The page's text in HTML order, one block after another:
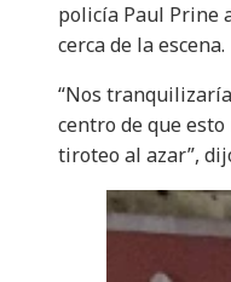
policía Paul Prine
cerca de la escena.
“Nos
centro de que
tiroteo al azar”,